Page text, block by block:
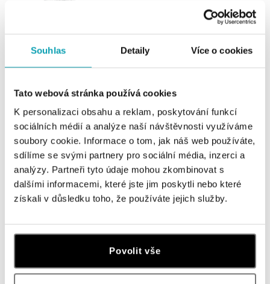
Souhlas Detaily Více o cookies
Tato webová stránka používá cookies
K personalizaci obsahu a reklam, poskytování funkcí
sociálních médií a analýze naší návštěvnosti využíváme
soubory cookie. Informace o tom, jak náš web používáte,
sdílíme se svými partnery pro sociální média, inzerci a
analýzy. Partneři tyto údaje mohou zkombinovat s
dalšími informacemi, které jste jim poskytli nebo které
získali v důsledku toho, že používáte jejich služby.
Povolit vše
Prsten s diamanty Joyful Love
od 16 681 Kč
od 4 077 Kč